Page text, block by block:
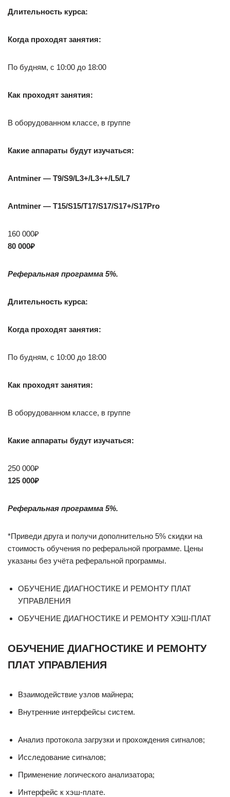
Длительность курса:
Когда проходят занятия:
По будням, с 10:00 до 18:00
Как проходят занятия:
В оборудованном классе, в группе
Какие аппараты будут изучаться:
Antminer — T9/S9/L3+/L3++/L5/L7
Antminer — T15/S15/T17/S17/S17+/S17Pro
160 000₽
80 000₽
Реферальная программа 5%.
Длительность курса:
Когда проходят занятия:
По будням, с 10:00 до 18:00
Как проходят занятия:
В оборудованном классе, в группе
Какие аппараты будут изучаться:
250 000₽
125 000₽
Реферальная программа 5%.
*Приведи друга и получи дополнительно 5% скидки на
стоимость обучения по реферальной программе. Цены
указаны без учёта реферальной программы.
ОБУЧЕНИЕ ДИАГНОСТИКЕ И РЕМОНТУ ПЛАТ
УПРАВЛЕНИЯ
ОБУЧЕНИЕ ДИАГНОСТИКЕ И РЕМОНТУ ХЭШ-ПЛАТ
ОБУЧЕНИЕ ДИАГНОСТИКЕ И РЕМОНТУ
ПЛАТ УПРАВЛЕНИЯ
Взаимодействие узлов майнера;
Внутренние интерфейсы систем.
Анализ протокола загрузки и прохождения сигналов;
Исследование сигналов;
Применение логического анализатора;
Интерфейс к хэш-плате.